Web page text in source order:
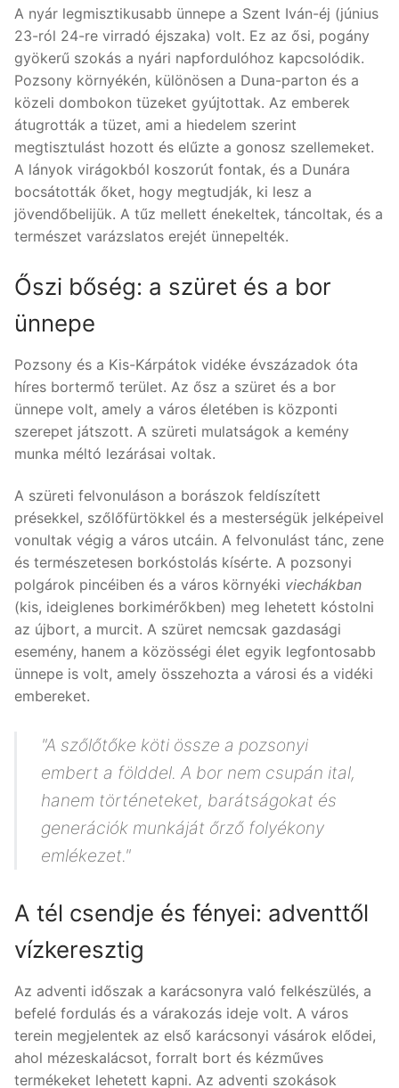
A nyár legmisztikusabb ünnepe a Szent Iván-éj (június
23-ról 24-re virradó éjszaka) volt. Ez az ősi, pogány
gyökerű szokás a nyári napfordulóhoz kapcsolódik.
Pozsony környékén, különösen a Duna-parton és a
közeli dombokon tüzeket gyújtottak. Az emberek
átugrották a tüzet, ami a hiedelem szerint
megtisztulást hozott és elűzte a gonosz szellemeket.
A lányok virágokból koszorút fontak, és a Dunára
bocsátották őket, hogy megtudják, ki lesz a
jövendőbelijük. A tűz mellett énekeltek, táncoltak, és a
természet varázslatos erejét ünnepelték.
Őszi bőség: a szüret és a bor
ünnepe
Pozsony és a Kis-Kárpátok vidéke évszázadok óta
híres bortermő terület. Az ősz a szüret és a bor
ünnepe volt, amely a város életében is központi
szerepet játszott. A szüreti mulatságok a kemény
munka méltó lezárásai voltak.
A szüreti felvonuláson a borászok feldíszített
présekkel, szőlőfürtökkel és a mesterségük jelképeivel
vonultak végig a város utcáin. A felvonulást tánc, zene
és természetesen borkóstolás kísérte. A pozsonyi
polgárok pincéiben és a város környéki viechákban
(kis, ideiglenes borkimérőkben) meg lehetett kóstolni
az újbort, a murcit. A szüret nemcsak gazdasági
esemény, hanem a közösségi élet egyik legfontosabb
ünnepe is volt, amely összehozta a városi és a vidéki
embereket.
"A szőlőtőke köti össze a pozsonyi
embert a földdel. A bor nem csupán ital,
hanem történeteket, barátságokat és
generációk munkáját őrző folyékony
emlékezet."
A tél csendje és fényei: adventtől
vízkeresztig
Az adventi időszak a karácsonyra való felkészülés, a
befelé fordulás és a várakozás ideje volt. A város
terein megjelentek az első karácsonyi vásárok elődei,
ahol mézeskalácsot, forralt bort és kézműves
termékeket lehetett kapni. Az adventi szokások